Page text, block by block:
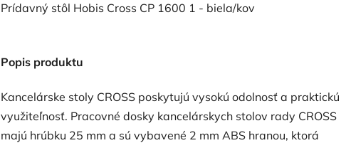
Prídavný stôl Hobis Cross CP 1600 1 - biela/kov
Popis produktu
Kancelárske stoly CROSS poskytujú vysokú odolnosť a praktickú
využiteľnosť. Pracovné dosky kancelárskych stolov rady CROSS
majú hrúbku 25 mm a sú vybavené 2 mm ABS hranou, ktorá